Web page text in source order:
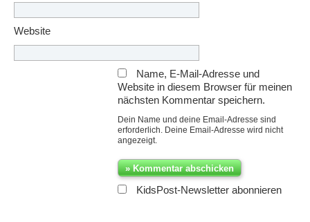
Website
Name, E-Mail-Adresse und
Website in diesem Browser für meinen
nächsten Kommentar speichern.
Dein Name und deine Email-Adresse sind
erforderlich. Deine Email-Adresse wird nicht
angezeigt.
KidsPost-Newsletter abonnieren